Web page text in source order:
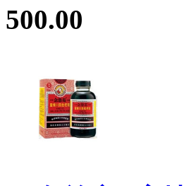
500.00